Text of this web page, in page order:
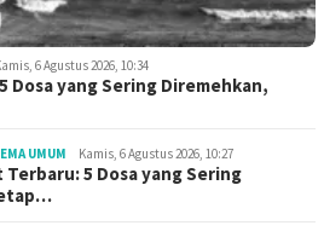
6 Agustus 2026, 10:34
Dosa yang Sering Diremehkan,
UMUM Kamis, 6 Agustus 2026, 10:27
5 Dosa yang Sering